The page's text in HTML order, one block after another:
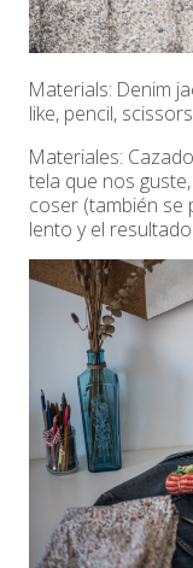
Materials: Denim
like, pencil,
Materiales:
tela que nos
coser (también se
lento y el